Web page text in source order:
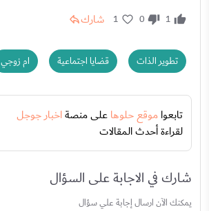
1
0
1 شارك
تطوير الذات قضايا اجتماعية ام زوجي
تابعواموقع حلوهاعلى منصةاخبار جوجل
لقراءة أحدث المقالات
شارك في الاجابة على السؤال
يمكنك الآن ارسال إجابة علي سؤال